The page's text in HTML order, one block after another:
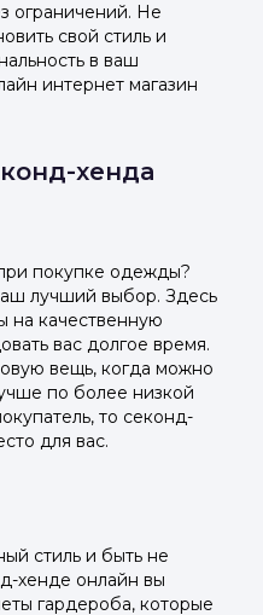
ограничений. Не
свой стиль и
в ваш
интернет магазин
хенда
покупке одежды?
лучший выбор. Здесь
на качественную
вас долгое время.
вещь, когда можно
по более низкой
то секонд-
для вас.
стиль и быть не
хенде онлайн вы
гардероба, которые